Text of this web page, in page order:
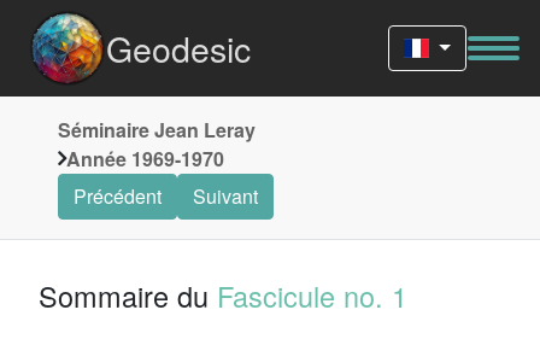
Geodesic
Séminaire Jean Leray
Année 1969-1970
Précédent
Suivant
Sommaire du Fascicule no. 1